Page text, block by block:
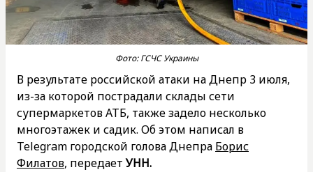
Фото: ГСЧС Украины
В результате российской атаки на Днепр 3 июля,
из-за которой пострадали склады сети
супермаркетов АТБ, также задело несколько
многоэтажек и садик. Об этом написал в
Telegram городской голова Днепра Борис
Филатов, передаетУНН.